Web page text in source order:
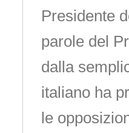
Presidente
parole del
dalla
italiano ha
le